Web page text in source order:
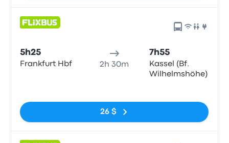
5h25
Frankfurt Hbf 2h 30m
7h55
Kassel (Bf.
Wilhelmshöhe)
26 $